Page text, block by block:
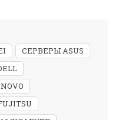
СЕРВЕРЫ ASUS